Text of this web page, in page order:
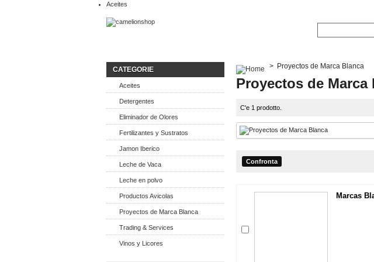
Aceites
CATEGORIE
Aceites
Detergentes
Eliminador de Olores
Fertilizantes y Sustratos
Jamon Iberico
Leche de Vaca
Leche en polvo
Productos Avicolas
Proyectos de Marca Blanca
Trading & Services
Vinos y Licores
> Proyectos de Marca Blanca
Proyectos de Marca
C'e 1 prodotto.
Marcas